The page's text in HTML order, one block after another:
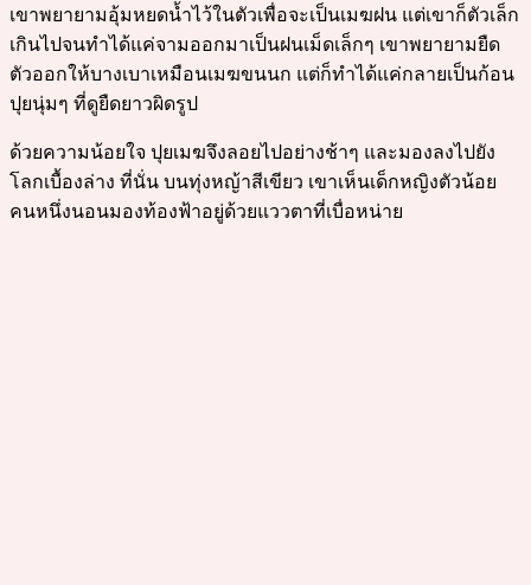
เขาพยายามอุ้มหยดน้ำไว้ในตัวเพื่อจะเป็นเมฆฝน แต่เขาก็ตัวเล็ก
เกินไปจนทำได้แค่จามออกมาเป็นฝนเม็ดเล็กๆ เขาพยายามยืด
ตัวออกให้บางเบาเหมือนเมฆขนนก แต่ก็ทำได้แค่กลายเป็นก้อน
ปุยนุ่มๆ ที่ดูยืดยาวผิดรูป
ด้วยความน้อยใจ ปุยเมฆจึงลอยไปอย่างช้าๆ และมองลงไปยัง
โลกเบื้องล่าง ที่นั่น บนทุ่งหญ้าสีเขียว เขาเห็นเด็กหญิงตัวน้อย
คนหนึ่งนอนมองท้องฟ้าอยู่ด้วยแววตาที่เบื่อหน่าย